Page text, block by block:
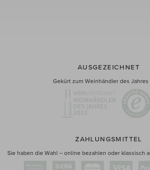
AUSGEZEICHNET
Gekürt zum Weinhändler des Jahres
ZAHLUNGSMITTEL
Sie haben die Wahl – online bezahlen oder klassisch